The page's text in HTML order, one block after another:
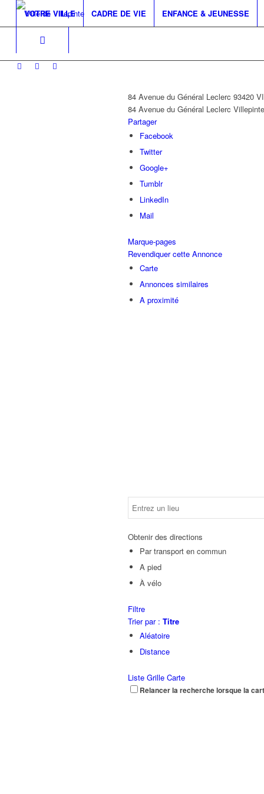
VOTRE VILLE CADRE DE VIE ENFANCE & JEUNESSE
84 Avenue du Général Leclerc 93420
84 Avenue du Général Leclerc Villepinte
Partager
Facebook
Twitter
Google+
Tumblr
LinkedIn
Mail
Marque-pages
Revendiquer cette Annonce
Carte
Annonces similaires
A proximité
Obtenir des directions
Par transport en commun
A pied
À vélo
Filtre
Trier par : Titre
Aléatoire
Distance
Liste Grille Carte
Relancer la recherche lorsque la